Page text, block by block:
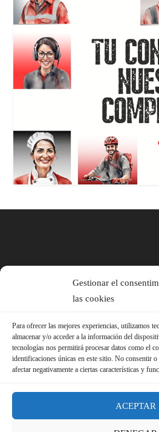
Gestionar el
las cookies
Para ofrecer las mejores experiencias, utilizamos
almacenar y/o acceder a la información del
tecnologías nos permitirá procesar datos como el
identificaciones únicas en este sitio. No consentir
afectar negativamente a ciertas características y
ACEPTAR